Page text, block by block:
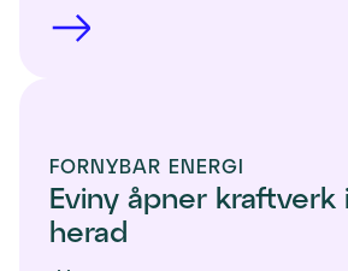
FORNYBAR ENERGI
Eviny åpner kraftverk
herad